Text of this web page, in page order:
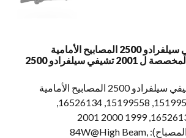
OEM 2001 تشيفي سيلفرادو 2500 المصابيح الأمامية
سيلفرادو 2500
15199559, 15199558, 16526134,
84W@High Beam,